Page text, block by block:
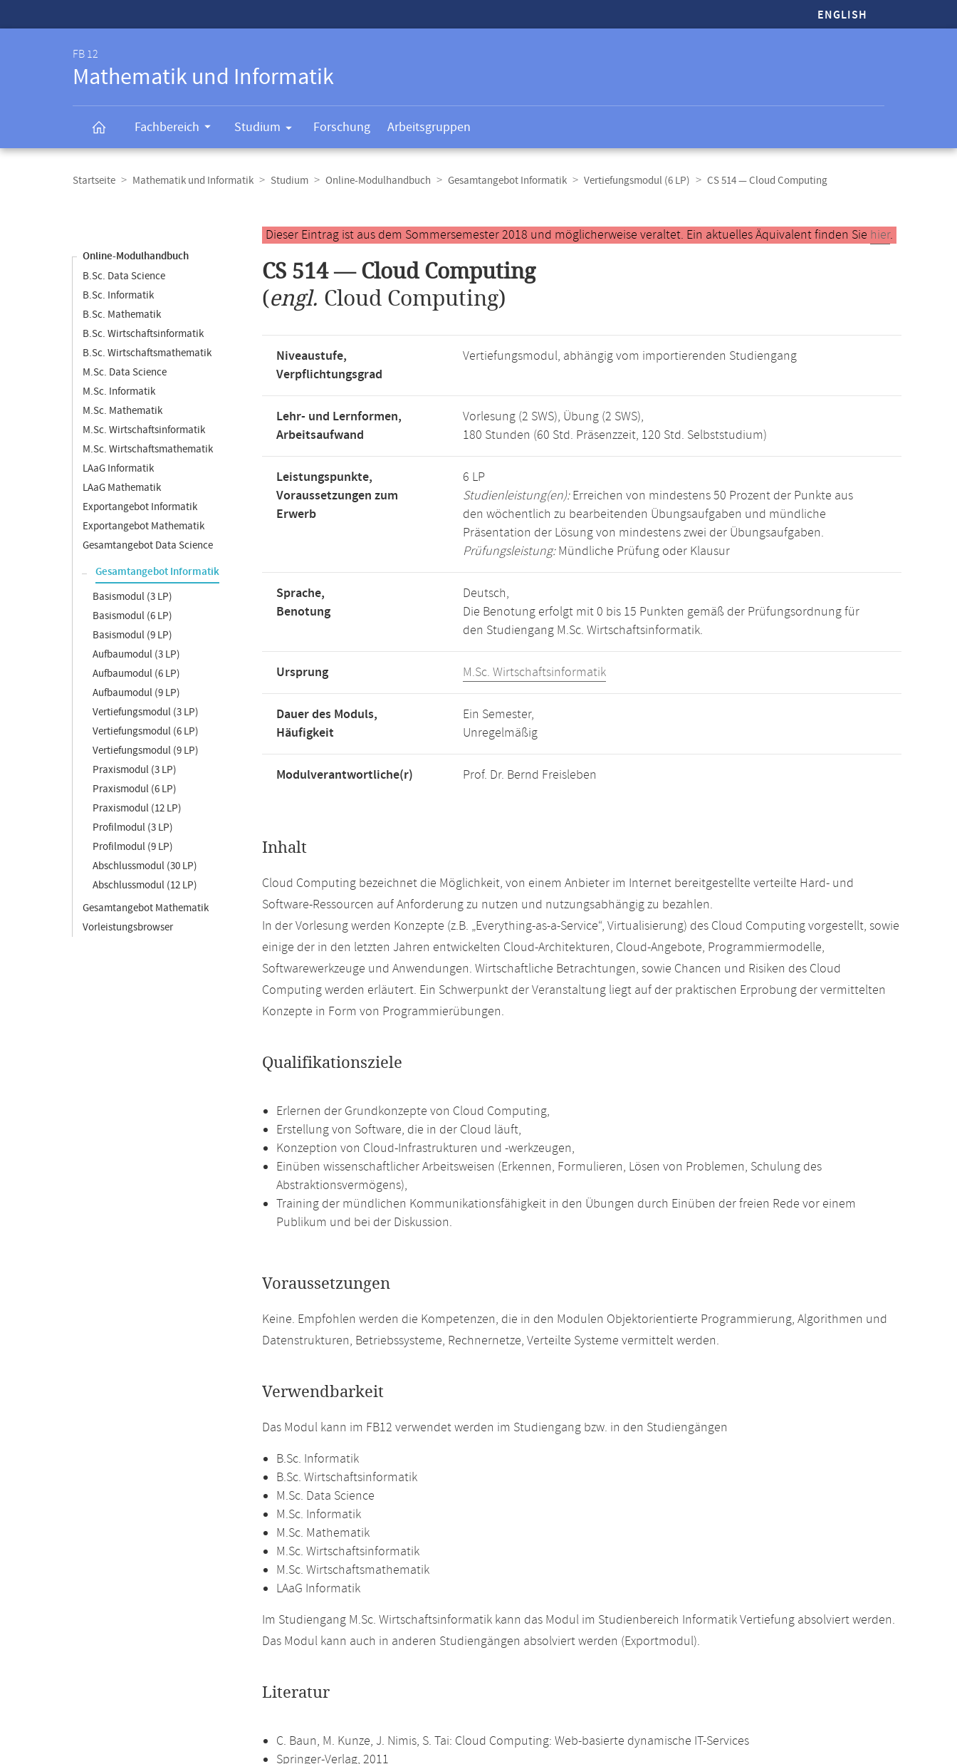
ENGLISH
FB 12
Mathematik und Informatik
Fachbereich Studium Forschung Arbeitsgruppen
Navigation
Startseite Mathematik und Informatik Studium Online-Modulhandbuch Gesamtangebot Informatik Vertiefungsmodul (6 LP) CS 514 — Cloud Computing
Online-Modulhandbuch
B.Sc. Data Science
B.Sc. Informatik
B.Sc. Mathematik
B.Sc. Wirtschaftsinformatik
B.Sc. Wirtschaftsmathematik
M.Sc. Data Science
M.Sc. Informatik
M.Sc. Mathematik
M.Sc. Wirtschaftsinformatik
M.Sc. Wirtschaftsmathematik
LAaG Informatik
LAaG Mathematik
Exportangebot Informatik
Exportangebot Mathematik
Gesamtangebot Data Science
Gesamtangebot Informatik
Basismodul (3 LP)
Basismodul (6 LP)
Basismodul (9 LP)
Aufbaumodul (3 LP)
Aufbaumodul (6 LP)
Aufbaumodul (9 LP)
Vertiefungsmodul (3 LP)
Vertiefungsmodul (6 LP)
Vertiefungsmodul (9 LP)
Praxismodul (3 LP)
Praxismodul (6 LP)
Praxismodul (12 LP)
Profilmodul (3 LP)
Profilmodul (9 LP)
Abschlussmodul (30 LP)
Abschlussmodul (12 LP)
Gesamtangebot Mathematik
Vorleistungsbrowser
Hauptinhalt
Dieser Eintrag ist aus dem Sommersemester 2018 und möglicherweise veraltet. Ein aktuelles Äquivalent finden Sie hier.
CS 514 — Cloud Computing
(engl. Cloud Computing)
Niveaustufe,
Verpflichtungsgrad
Vertiefungsmodul, abhängig vom importierenden Studiengang
Lehr- und Lernformen,
Arbeitsaufwand
Vorlesung (2 SWS), Übung (2 SWS),
180 Stunden (60 Std. Präsenzzeit, 120 Std. Selbststudium)
Leistungspunkte,
Voraussetzungen zum
Erwerb
6 LP
Studienleistung(en):Erreichen von mindestens 50 Prozent der Punkte aus
den wöchentlich zu bearbeitenden Übungsaufgaben und mündliche
Präsentation der Lösung von mindestens zwei der Übungsaufgaben.
Prüfungsleistung:Mündliche Prüfung oder Klausur
Sprache,
Benotung
Deutsch,
Die Benotung erfolgt mit 0 bis 15 Punkten gemäß der Prüfungsordnung für
den Studiengang M.Sc. Wirtschaftsinformatik.
Ursprung M.Sc. Wirtschaftsinformatik
Dauer des Moduls,
Häufigkeit
Ein Semester,
Unregelmäßig
Modulverantwortliche(r) Prof. Dr. Bernd Freisleben
Inhalt
Cloud Computing bezeichnet die Möglichkeit, von einem Anbieter im Internet bereitgestellte verteilte Hard- und
Software-Ressourcen auf Anforderung zu nutzen und nutzungsabhängig zu bezahlen.
In der Vorlesung werden Konzepte (z.B. „Everything-as-a-Service“, Virtualisierung) des Cloud Computing vorgestellt, sowie
einige der in den letzten Jahren entwickelten Cloud-Architekturen, Cloud-Angebote, Programmiermodelle,
Softwarewerkzeuge und Anwendungen. Wirtschaftliche Betrachtungen, sowie Chancen und Risiken des Cloud
Computing werden erläutert. Ein Schwerpunkt der Veranstaltung liegt auf der praktischen Erprobung der vermittelten
Konzepte in Form von Programmierübungen.
Qualifikationsziele
Erlernen der Grundkonzepte von Cloud Computing,
Erstellung von Software, die in der Cloud läuft,
Konzeption von Cloud-Infrastrukturen und -werkzeugen,
Einüben wissenschaftlicher Arbeitsweisen (Erkennen, Formulieren, Lösen von Problemen, Schulung des
Abstraktionsvermögens),
Training der mündlichen Kommunikationsfähigkeit in den Übungen durch Einüben der freien Rede vor einem
Publikum und bei der Diskussion.
Voraussetzungen
Keine. Empfohlen werden die Kompetenzen, die in den Modulen Objektorientierte Programmierung, Algorithmen und
Datenstrukturen, Betriebssysteme, Rechnernetze, Verteilte Systeme vermittelt werden.
Verwendbarkeit
Das Modul kann im FB12 verwendet werden im Studiengang bzw. in den Studiengängen
B.Sc. Informatik
B.Sc. Wirtschaftsinformatik
M.Sc. Data Science
M.Sc. Informatik
M.Sc. Mathematik
M.Sc. Wirtschaftsinformatik
M.Sc. Wirtschaftsmathematik
LAaG Informatik
Im Studiengang M.Sc. Wirtschaftsinformatik kann das Modul im Studienbereich Informatik Vertiefung absolviert werden.
Das Modul kann auch in anderen Studiengängen absolviert werden (Exportmodul).
Literatur
C. Baun, M. Kunze, J. Nimis, S. Tai: Cloud Computing: Web-basierte dynamische IT-Services
Springer-Verlag, 2011